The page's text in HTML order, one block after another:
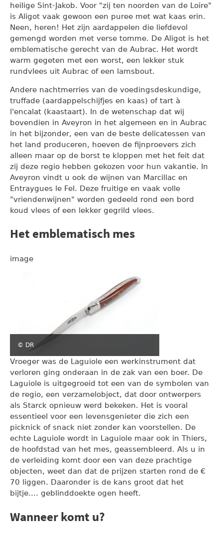
heilige Sint-Jakob. Voor "zij ten noorden van de Loire"
is Aligot vaak gewoon een puree met wat kaas erin.
Neen, heren! Het zijn aardappelen die liefdevol
gemengd worden met verse tomme. De Aligot is het
emblematische gerecht van de Aubrac. Het wordt
warm gegeten met een worst, een lekker stuk
rundvlees uit Aubrac of een lamsbout.
Andere nachtmerries van de voedingsdeskundige,
truffade (aardappelschijfjes en kaas) of tart à
l'encalat (kaastaart). In de wetenschap dat wij
bovendien in Aveyron in het algemeen en in Aubrac
in het bijzonder, een van de beste delicatessen van
het land produceren, hoeven de fijnproevers zich
alleen maar op de borst te kloppen met het feit dat
zij deze regio hebben gekozen voor hun vakantie. In
Aveyron vindt u ook de wijnen van Marcillac en
Entraygues le Fel. Deze fruitige en vaak volle
"vriendenwijnen" worden gedeeld rond een bord
koud vlees of een lekker gegrild vlees.
Het emblematisch mes
image
© DR
Vroeger was de Laguiole een werkinstrument dat
verloren ging onderaan in de zak van een boer. De
Laguiole is uitgegroeid tot een van de symbolen van
de regio, een verzamelobject, dat door ontwerpers
als Starck opnieuw werd bekeken. Het is vooral
essentieel voor een levensgenieter die zich een
picknick of snack niet zonder kan voorstellen. De
echte Laguiole wordt in Laguiole maar ook in Thiers,
de hoofdstad van het mes, geassembleerd. Als u in
de verleiding komt door een van deze prachtige
objecten, weet dan dat de prijzen starten rond de €
70 liggen. Daaronder is de kans groot dat het
bijtje.... geblinddoekte ogen heeft.
Wanneer komt u?